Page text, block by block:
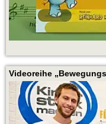
Videoreihe